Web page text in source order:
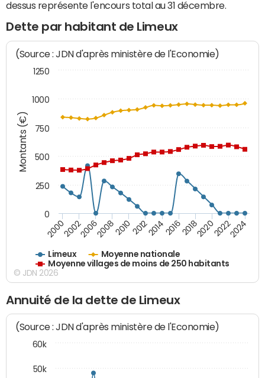
dessus représente l'encours total au 31 décembre.
Dette par habitant de Limeux
Montants (€)
(Source : JDN d'après ministère de l'Economie)
Limeux
Moyenne nationale
Moyenne villages de moins de 250 habitants
200020022006200820102012201420162018202020222024
0
250
500
750
1000
1250
© JDN 2026
Annuité de la dette de Limeux
(Source : JDN d'après ministère de l'Economie)
50k
60k